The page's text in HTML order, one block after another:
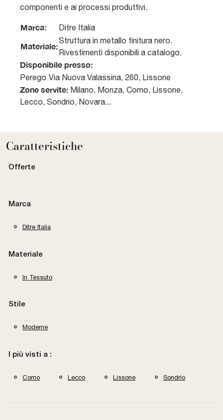
componenti e ai processi produttivi.
Marca: Ditre Italia
Materiale:
Struttura in metallo finitura nero.
Rivestimenti disponibili a catalogo.
Disponibile presso:
Perego Via Nuova Valassina, 260, Lissone
Zone servite: Milano, Monza, Como, Lissone,
Lecco, Sondrio, Novara...
Caratteristiche
Offerte
Marca
Ditre Italia
Materiale
In Tessuto
Stile
Moderne
I più visti a :
Como Lecco Lissone Sondrio